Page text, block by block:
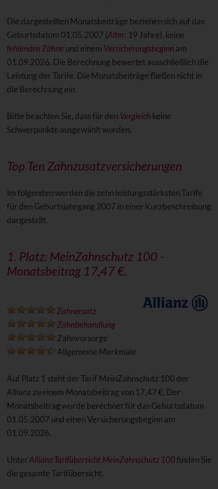
Die dargestellten Monatsbeiträge beziehen sich auf das
Geburtsdatum 01.05.2007 (Alter: 19 Jahre), keine
fehlenden Zähne und einem Versicherungsbeginn am
01.09.2026. Die Berechnung bewertet ausschließlich die
Leistung der Tarife. Die Monatsbeiträge fließen nicht in
die Berechnung ein.
Bitte beachten Sie, dass für den Vergleich keine
Schwerpunkte ausgewählt wurden.
Top Ten Zahnzusatzversicherungen
Im folgenden werden die zehn leistungsstärksten Tarife
für den Geburtsjahrgang 2007 in einer Kurzbeschreibung
dargestellt.
1. Platz: MeinZahnschutz 100 -
Monatsbeitrag 17,47 €.
Zahnersatz
Zahnbehandlung
Zahnvorsorge
Allgemeine Merkmale
Auf Platz 1 steht der Tarif MeinZahnschutz 100 der
Allianz zu einem Monatsbeitrag von 17,47 €. Der
Monatsbeitrag wurde berechnet für das Geburtsdatum
01.05.2007 und einen Versicherungsbeginn am
01.09.2026.
UnterAllianz Tarifübersicht MeinZahnschutz 100finden Sie
die gesamte Tarifübersicht.